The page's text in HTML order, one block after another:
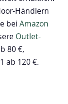
Händlern
bei Amazon
Outlet-
80 €,
ab 120 €.